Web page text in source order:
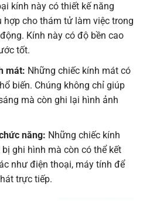
kính này có thiết kế năng
hợp cho thám tử làm việc trong
Kính này có độ bền cao
tốt.
mát: Những chiếc kính mát có
biến. Chúng không chỉ giúp
mà còn ghi lại hình ảnh
năng: Những chiếc kính
ghi hình mà còn có thể kết
như điện thoại, máy tính để
trực tiếp.